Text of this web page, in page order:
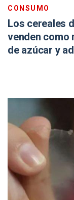
CONSUMO
Los cereales
venden como
de azúcar y